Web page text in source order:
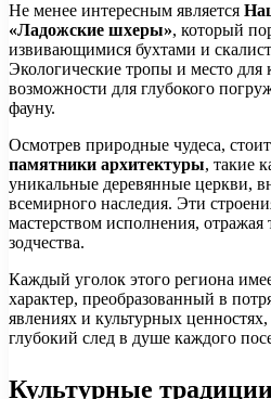
Не менее интересным является
«Ладожские шхеры», который
извивающимися бухтами и
Экологические тропы и место для
возможности для глубокого
фауну.
Осмотрев природные чудеса,
памятники архитектуры, такие
уникальные деревянные церкви,
всемирного наследия. Эти
мастерством исполнения, отражая
зодчества.
Каждый уголок этого региона
характер, преобразованный в
явлениях и культурных
глубокий след в душе каждого
Культурные